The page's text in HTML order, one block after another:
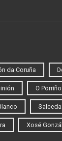
da Coruña
O Porriño
Xosé